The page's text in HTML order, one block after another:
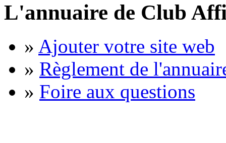
L'annuaire de Club
» Ajouter votre site web
» Règlement de
» Foire aux questions